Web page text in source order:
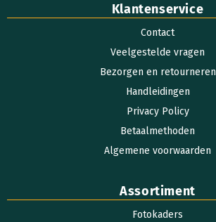
Klantenservice
Contact
Veelgestelde vragen
Bezorgen en retourneren
Handleidingen
Privacy Policy
Betaalmethoden
Algemene voorwaarden
Assortiment
Fotokaders